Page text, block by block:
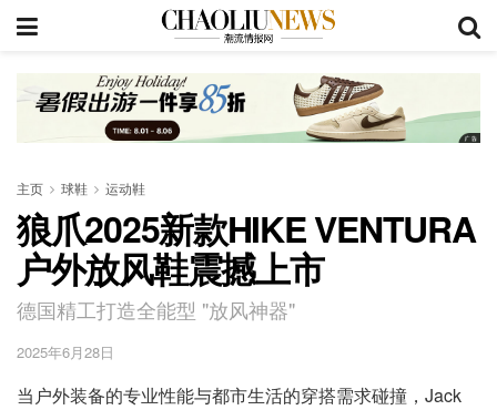
主页 球鞋 运动鞋
狼爪2025新款HIKE VENTURA
户外放风鞋震撼上市
德国精工打造全能型 "放风神器"
2025年6月28日
当户外装备的专业性能与都市生活的穿搭需求碰撞，Jack